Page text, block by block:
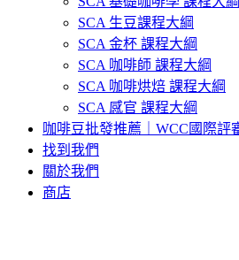
SCA 生豆課程大綱
SCA 金杯 課程大綱
SCA 咖啡師 課程大綱
SCA 咖啡烘焙 課程大綱
SCA 感官 課程大綱
咖啡豆批發推薦｜WCC國際
找到我們
關於我們
商店